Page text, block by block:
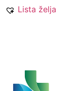
Lista želja